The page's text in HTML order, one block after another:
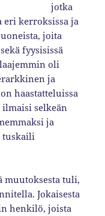
jotka
eri kerroksissa ja
joita
fyysisissä
oli
ja
haastatteluissa
selkeän
ja
tuskaili
muutoksesta tuli,
Jokaisesta
henkilö, joista